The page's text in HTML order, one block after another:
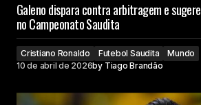
Galeno dispara contra arbitragem e
no Campeonato Saudita
Cristiano Ronaldo Futebol Saudita
Mundo
10 de abril de 2026by Tiago Brandão